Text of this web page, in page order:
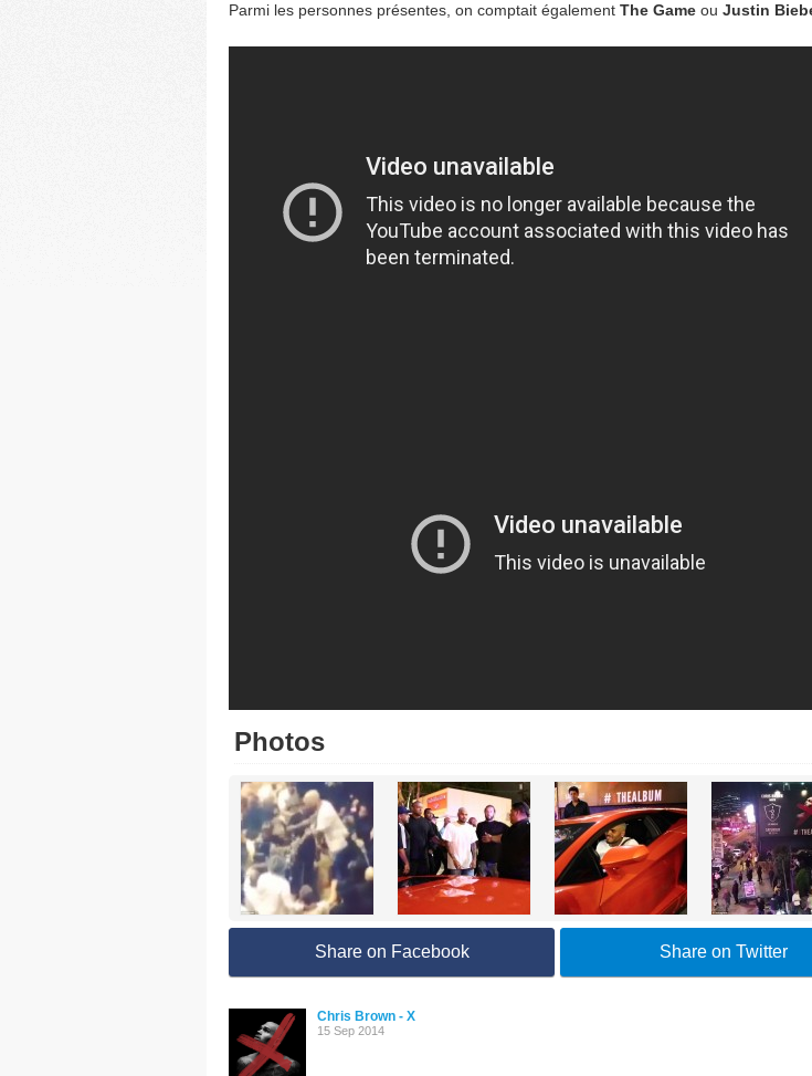
Parmi les personnes présentes, on comptait également The Game ou Justin
Photos
Share on Facebook Share on Twitter
Chris Brown - X
15 Sep 2014